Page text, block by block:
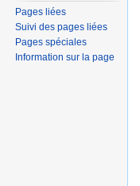
Pages liées
Suivi des pages liées
Pages spéciales
Information sur la page